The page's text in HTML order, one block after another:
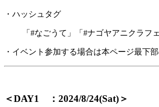
・ハッシュタグ
「#なごうて」「#ナゴヤアニクラフェ
・イベント参加する場合は本ページ最下
＜DAY1 ：2024/8/24(Sat)＞